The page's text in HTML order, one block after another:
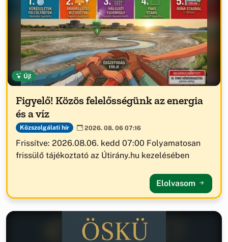
Új!
Figyelő! Közös felelősségünk az energia
és a víz
Közszolgálati hír 2026. 08. 06 07:16
Frissítve: 2026.08.06. kedd 07:00 Folyamatosan
frissülő tájékoztató az Útirány.hu kezelésében
Elolvasom